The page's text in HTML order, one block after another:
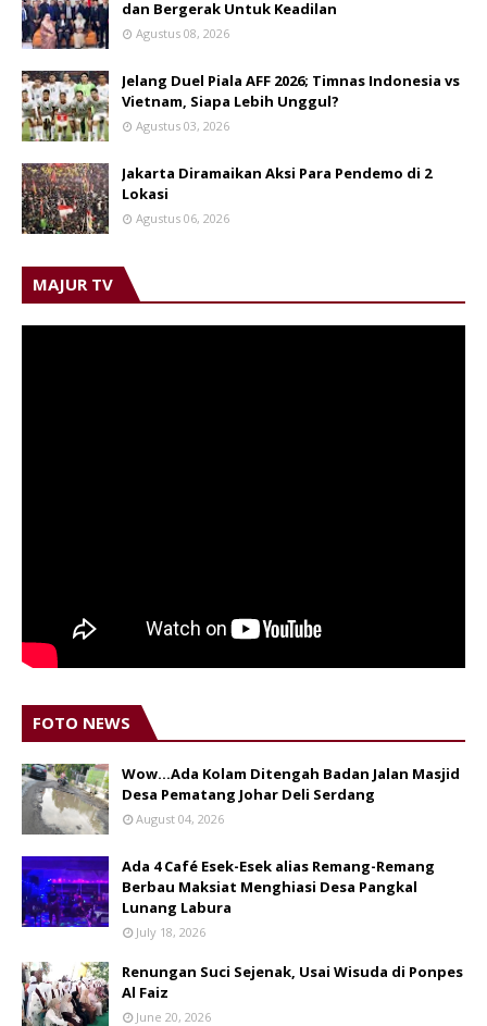
dan Bergerak Untuk Keadilan
Agustus 08, 2026
Jelang Duel Piala AFF 2026; Timnas Indonesia vs
Vietnam, Siapa Lebih Unggul?
Agustus 03, 2026
Jakarta Diramaikan Aksi Para Pendemo di 2
Lokasi
Agustus 06, 2026
MAJUR TV
FOTO NEWS
Wow...Ada Kolam Ditengah Badan Jalan Masjid
Desa Pematang Johar Deli Serdang
August 04, 2026
Ada 4 Café Esek-Esek alias Remang-Remang
Berbau Maksiat Menghiasi Desa Pangkal
Lunang Labura
July 18, 2026
Renungan Suci Sejenak, Usai Wisuda di Ponpes
Al Faiz
June 20, 2026